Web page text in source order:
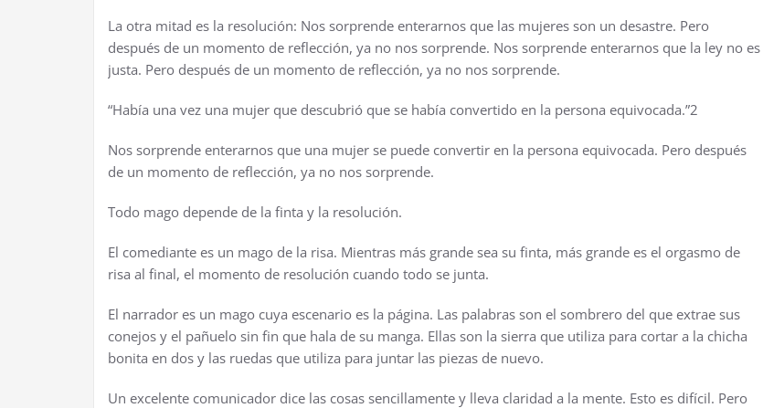
La otra mitad es la resolución: Nos sorprende enterarnos que las mujeres son un desastre. Pero
después de un momento de reflección, ya no nos sorprende. Nos sorprende enterarnos que la ley no es
justa. Pero después de un momento de reflección, ya no nos sorprende.
“Había una vez una mujer que descubrió que se había convertido en la persona equivocada.”2
Nos sorprende enterarnos que una mujer se puede convertir en la persona equivocada. Pero después
de un momento de reflección, ya no nos sorprende.
Todo mago depende de la finta y la resolución.
El comediante es un mago de la risa. Mientras más grande sea su finta, más grande es el orgasmo de
risa al final, el momento de resolución cuando todo se junta.
El narrador es un mago cuya escenario es la página. Las palabras son el sombrero del que extrae sus
conejos y el pañuelo sin fin que hala de su manga. Ellas son la sierra que utiliza para cortar a la chicha
bonita en dos y las ruedas que utiliza para juntar las piezas de nuevo.
Un excelente comunicador dice las cosas sencillamente y lleva claridad a la mente. Esto es difícil. Pero